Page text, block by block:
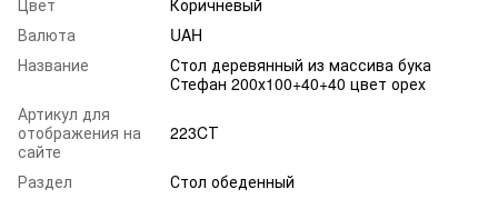
Цвет
Коричневый
Валюта
UAH
Название
Стол деревянный из массива бука
Стефан 200х100+40+40 цвет орех
Артикул для
отображения на
сайте
223CТ
Раздел
Стол обеденный